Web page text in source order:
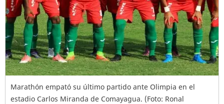
Marathón empató su último partido ante Olimpia en el
estadio Carlos Miranda de Comayagua. (Foto: Ronal